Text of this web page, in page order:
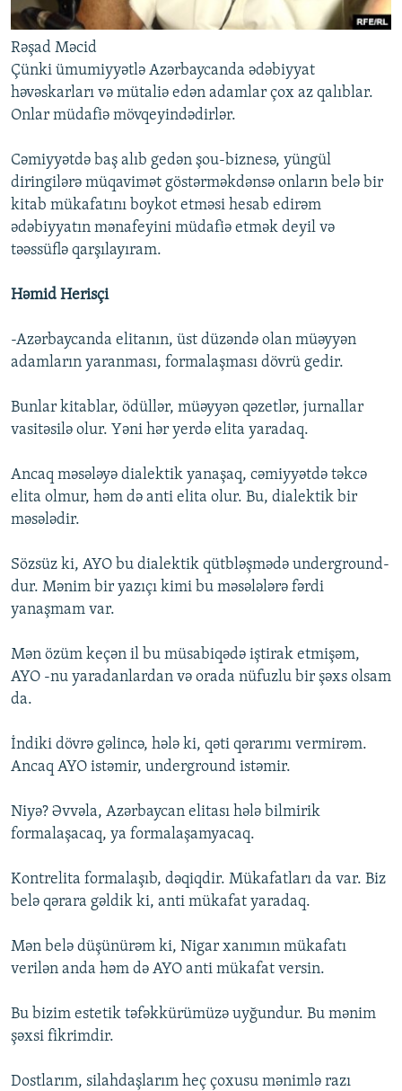
Rəşad Məcid
Çünki ümumiyyətlə Azərbaycanda ədəbiyyat
həvəskarları və mütaliə edən adamlar çox az qalıblar.
Onlar müdafiə mövqeyindədirlər.
Cəmiyyətdə baş alıb gedən şou-biznesə, yüngül
diringilərə müqavimət göstərməkdənsə onların belə bir
kitab mükafatını boykot etməsi hesab edirəm
ədəbiyyatın mənafeyini müdafiə etmək deyil və
təəssüflə qarşılayıram.
Həmid Herisçi
-Azərbaycanda elitanın, üst düzəndə olan müəyyən
adamların yaranması, formalaşması dövrü gedir.
Bunlar kitablar, ödüllər, müəyyən qəzetlər, jurnallar
vasitəsilə olur. Yəni hər yerdə elita yaradaq.
Ancaq məsələyə dialektik yanaşaq, cəmiyyətdə təkcə
elita olmur, həm də anti elita olur. Bu, dialektik bir
məsələdir.
Sözsüz ki, AYO bu dialektik qütbləşmədə underground-
dur. Mənim bir yazıçı kimi bu məsələlərə fərdi
yanaşmam var.
Mən özüm keçən il bu müsabiqədə iştirak etmişəm,
AYO -nu yaradanlardan və orada nüfuzlu bir şəxs olsam
da.
İndiki dövrə gəlincə, hələ ki, qəti qərarımı vermirəm.
Ancaq AYO istəmir, underground istəmir.
Niyə? Əvvəla, Azərbaycan elitası hələ bilmirik
formalaşacaq, ya formalaşamyacaq.
Kontrelita formalaşıb, dəqiqdir. Mükafatları da var. Biz
belə qərara gəldik ki, anti mükafat yaradaq.
Mən belə düşünürəm ki, Nigar xanımın mükafatı
verilən anda həm də AYO anti mükafat versin.
Bu bizim estetik təfəkkürümüzə uyğundur. Bu mənim
şəxsi fikrimdir.
Dostlarım, silahdaşlarım heç çoxusu mənimlə razı